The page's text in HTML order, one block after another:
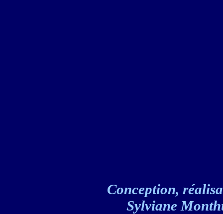
Conception,
Sylviane